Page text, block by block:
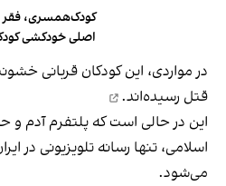
کودک‌همسری، فقر
اصلی خودکشی
در مواردی، این کودکان قربانی
قتل رسیده‌اند.
این در حالی است که پلتفرم آدم
اسلامی، تنها رسانه تلویزیونی در
می‌شود.